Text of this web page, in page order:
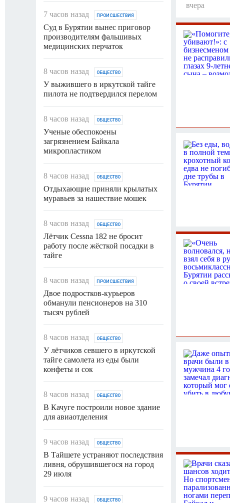
вчера
7 часов назад ПРОИСШЕСТВИЯ
Суд в Бурятии вынес приговор
производителям фальшивых
медицинских перчаток
8 часов назад ОБЩЕСТВО
У выжившего в иркутской тайге
пилота не подтвердился перелом
8 часов назад ОБЩЕСТВО
Ученые обеспокоены
загрязнением Байкала
микропластиком
8 часов назад ОБЩЕСТВО
Отдыхающие приняли крылатых
муравьев за нашествие мошек
8 часов назад ОБЩЕСТВО
Лётчик Cessna 182 не бросит
работу после жёсткой посадки в
тайге
8 часов назад ПРОИСШЕСТВИЯ
Двое подростков-курьеров
обманули пенсионеров на 310
тысяч рублей
8 часов назад ОБЩЕСТВО
У лётчиков севшего в иркутской
тайге самолета из еды были
конфеты и сок
8 часов назад ОБЩЕСТВО
В Качуге построили новое здание
для авиаотделения
9 часов назад ОБЩЕСТВО
В Тайшете устраняют последствия
ливня, обрушившегося на город
29 июля
9 часов назад ОБЩЕСТВО